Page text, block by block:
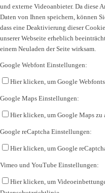
und externe Videoanbieter. Da diese
Daten von Ihnen speichern, können
dass eine Deaktivierung dieser
unserer Webseite erheblich
einem Neuladen der Seite wirksam.
Google Webfont Einstellungen:
Hier klicken, um Google
Google Maps Einstellungen:
Hier klicken, um Google Maps zu
Google reCaptcha Einstellungen:
Hier klicken, um Google
Vimeo und YouTube Einstellungen:
Hier klicken, um